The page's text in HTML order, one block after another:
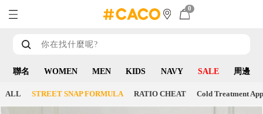
0
聯名 WOMEN MEN KIDS NAVY SALE 周邊
ALL STREET SNAP FORMULA RATIO CHEAT Cold Treatment